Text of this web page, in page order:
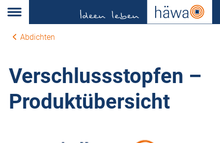
Abdichten
Verschlussstopfen –
Produktübersicht